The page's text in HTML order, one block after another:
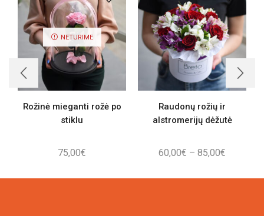
NETURIME
Rožinė mieganti rožė po
stiklu
75,00€
Raudonų rožių ir
alstromerijų dėžutė
60,00€ – 85,00€
60,00€